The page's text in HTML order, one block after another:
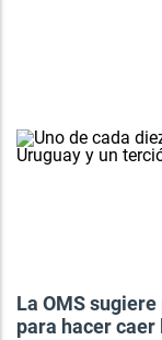
La OMS
para hacer